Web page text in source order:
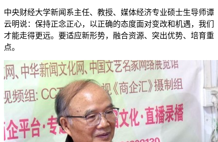
中央财经大学新闻系主任、教授、媒体经济专业硕士生导师谭
云明说：保持正念正心，以正确的态度面对变改和机遇，我们
才能走得更远。要适应新形势，融合资源、突出优势、培育重
点。